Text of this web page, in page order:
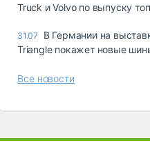
Truck и Volvo по выпуску
31.07
В Германии на
Triangle покажет новые
Все новости